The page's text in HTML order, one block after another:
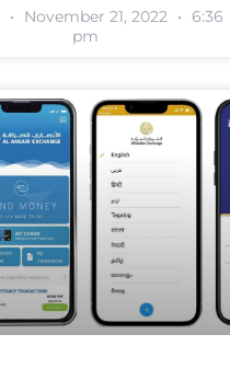
November 21, 2022
6:36
pm